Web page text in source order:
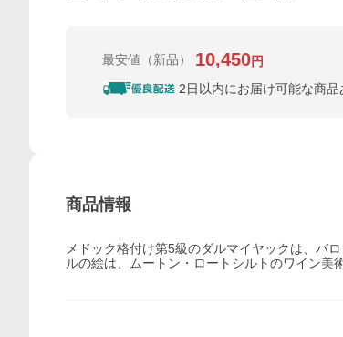
最安値 （新品） 10,450円
2日以内にお届け可能な商品
商品情報
メドック格付け第5級のダルマイヤックは、バ
ルの絵は、ムートン・ロートシルトのワイン美